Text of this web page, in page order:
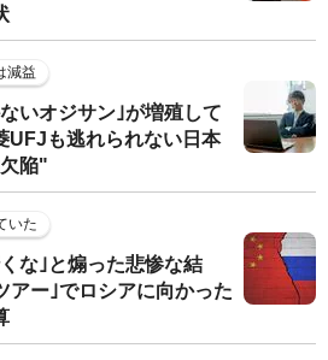
減益
いオジサン｣が増殖して
も逃れられない日本
陥"
いた
な｣と煽った悲惨な結
ー｣でロシアに向かった